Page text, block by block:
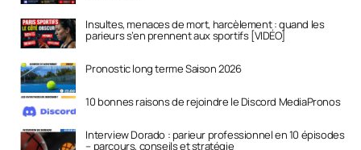
Insultes, menaces de mort, harcèlement : quand les
parieurs s’en prennent aux sportifs [VIDÉO]
Pronostic long terme Saison 2026
10 bonnes raisons de rejoindre le Discord MediaPronos
Interview Dorado : parieur professionnel en 10 épisodes
– parcours, conseils et stratégie